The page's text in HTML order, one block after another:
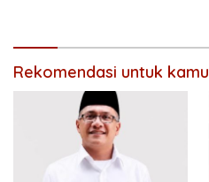
Rekomendasi untuk kamu